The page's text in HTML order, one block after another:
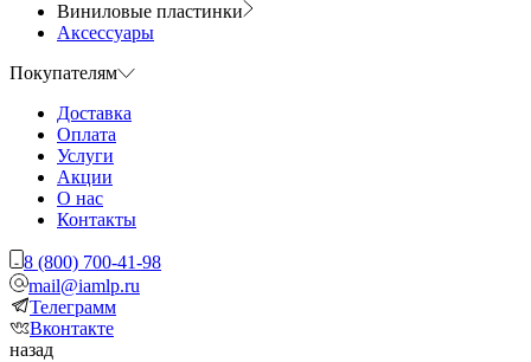
Виниловые пластинки
Аксессуары
Покупателям
Доставка
Оплата
Услуги
Акции
О нас
Контакты
8 (800) 700-41-98
mail@iamlp.ru
Телеграмм
Вконтакте
назад